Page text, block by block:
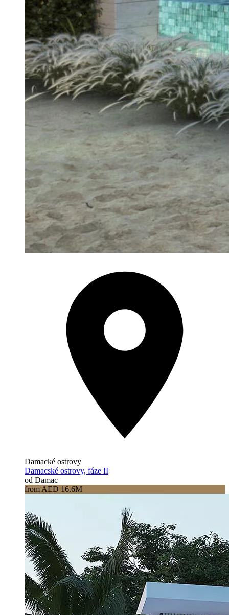
Damacké ostrovy
Damacské ostrovy, fáze II
od Damac
from AED 16.6M